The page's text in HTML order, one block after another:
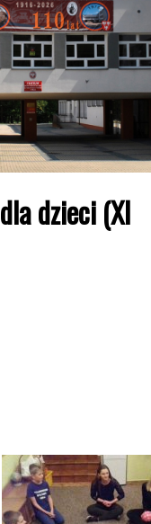
dzieci (XI